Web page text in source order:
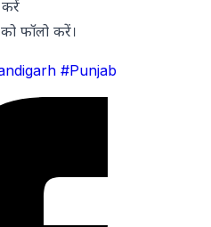
करें
को फॉलो करें।
#Punjab